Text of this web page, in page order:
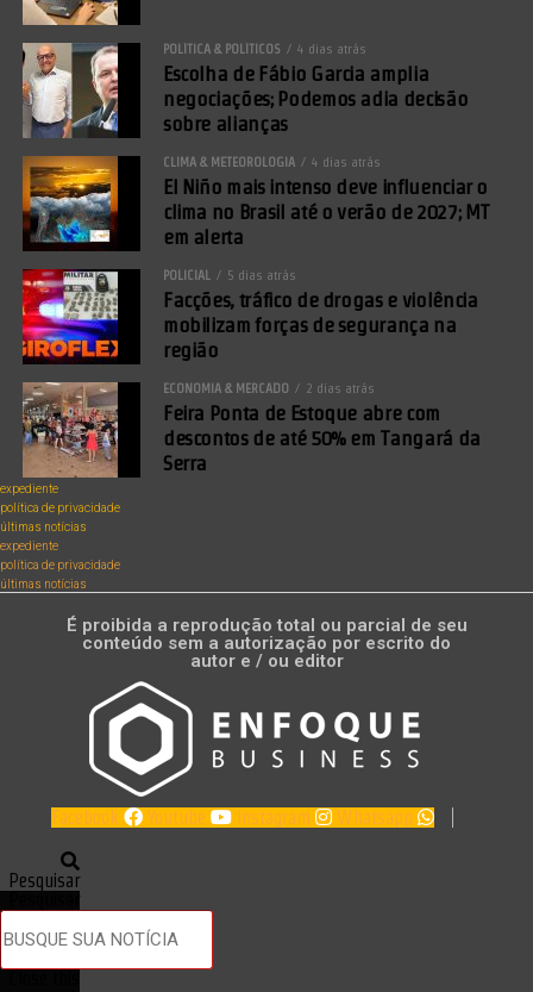
POLÍTICA & POLÍTICOS 4 dias atrás
Escolha de Fábio Garcia amplia
negociações; Podemos adia decisão
sobre alianças
CLIMA & METEOROLOGIA 4 dias atrás
El Niño mais intenso deve influenciar o
clima no Brasil até o verão de 2027; MT
em alerta
POLICIAL 5 dias atrás
Facções, tráfico de drogas e violência
mobilizam forças de segurança na
região
ECONOMIA & MERCADO 2 dias atrás
Feira Ponta de Estoque abre com
descontos de até 50% em Tangará da
Serra
expediente
política de privacidade
últimas notícias
expediente
política de privacidade
últimas notícias
É proibida a reprodução total ou parcial de seu
conteúdo sem a autorização por escrito do
autor e / ou editor
Facebook Youtube Instagram Whatsapp
Pesquisar
Pesquisar